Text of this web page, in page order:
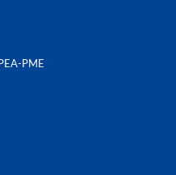
PME